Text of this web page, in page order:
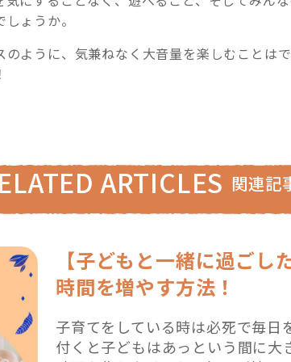
ょうか。
ように、気兼ねなく大音量を楽しむことは
ARTICLES 関連記
【子どもと一緒に過ごし
時間を増やす方法！
子育てをしている時は必死で毎日
付くと子どもはあっという間に大